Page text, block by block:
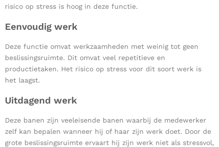
risico op stress is hoog in deze functie.
Eenvoudig werk
Deze functie omvat werkzaamheden met weinig tot geen
beslissingsruimte. Dit omvat veel repetitieve en
productietaken. Het risico op stress voor dit soort werk is
het laagst.
Uitdagend werk
Deze banen zijn veeleisende banen waarbij de medewerker
zelf kan bepalen wanneer hij of haar zijn werk doet. Door de
grote beslissingsruimte ervaart hij zijn werk niet als stressvol,